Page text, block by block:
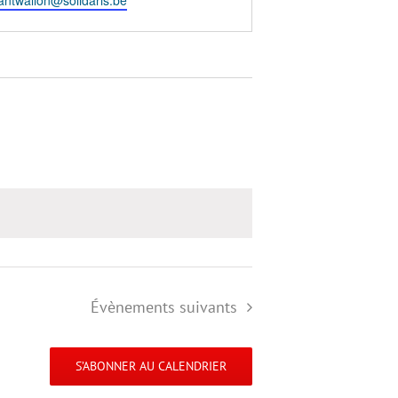
Évènements suivants
S’ABONNER AU CALENDRIER